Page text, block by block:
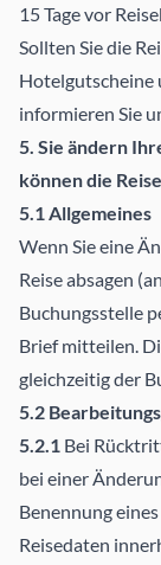
15 Tage vor
Sollten Sie die
Hotelgutscheine
informieren Sie
5. Sie ändern
können die
5.1 Allgemeines
Wenn Sie eine
Reise absagen
Buchungsstelle
Brief mitteilen.
gleichzeitig der
5.2
5.2.1 Bei
bei einer
Benennung
Reisedaten